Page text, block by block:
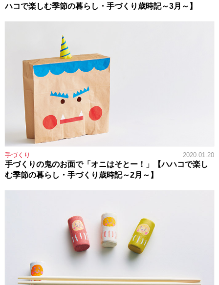
ハコで楽しむ季節の暮らし・手づくり歳時記～3月～】
手づくり 2020.01.20
手づくりの鬼のお面で「オニはそとー！」【ハハコで楽し
む季節の暮らし・手づくり歳時記～2月～】